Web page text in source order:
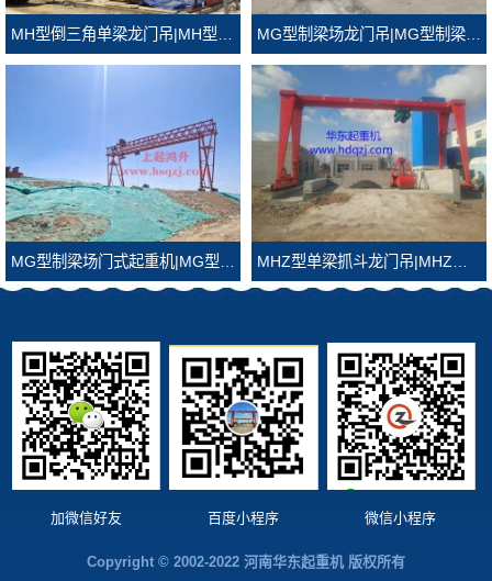
MH型倒三角单梁龙门吊|MH型倒三角龙门吊 MG型制梁场龙门吊|MG型制梁场门式起重机
MHZ型单梁抓斗龙门吊|MHZ型抓斗龙门吊
加微信好友 百度小程序 微信小程序
Copyright © 2002-2022 河南华东起重机 版权所有